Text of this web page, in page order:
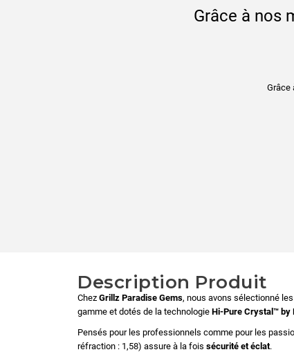
Grâce à nos
Grâce
Description Produit
Chez Grillz Paradise Gems, nous avons sélectionné
gamme et dotés de la technologie Hi-Pure Crystal™ by
Pensés pour les professionnels comme pour les
réfraction : 1,58) assure à la fois sécurité et éclat.